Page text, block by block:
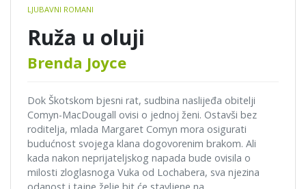
details
LJUBAVNI ROMANI
Ruža u oluji
Brenda Joyce
Dok Škotskom bjesni rat, sudbina naslijeđa obitelji
Comyn-MacDougall ovisi o jednoj ženi. Ostavši bez
roditelja, mlada Margaret Comyn mora osigurati
budućnost svojega klana dogovorenim brakom. Ali
kada nakon neprijateljskog napada bude ovisila o
milosti zloglasnoga Vuka od Lochabera, sva njezina